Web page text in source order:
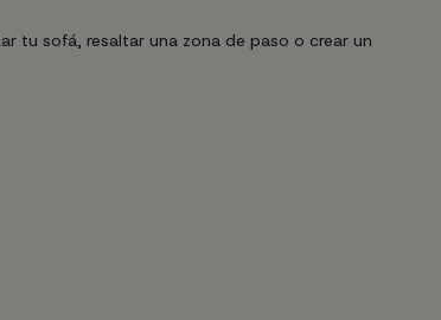
tu sofá, resaltar una zona de paso o crear un